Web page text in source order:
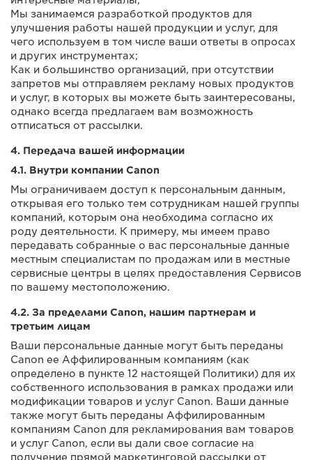
Мы занимаемся разработкой продуктов для
улучшения работы нашей продукции и услуг, для
чего используем в том числе ваши ответы в опросах
и других инструментах;
Как и большинство организаций, при отсутствии
запретов мы отправляем рекламу новых продуктов
и услуг, в которых вы можете быть заинтересованы,
однако всегда предлагаем вам возможность
отписаться от рассылки.
4. Передача вашей информации
4.1. Внутри компании Canon
Мы ограничиваем доступ к персональным данным,
открывая его только тем сотрудникам нашей группы
компаний, которым она необходима согласно их
роду деятельности. К примеру, мы имеем право
передавать собранные о вас персональные данные
местным специалистам по продажам или в местные
сервисные центры в целях предоставления Сервисов
по вашему местоположению.
4.2. За пределами Canon, нашим партнерам и
третьим лицам
Ваши персональные данные могут быть переданы
Canon ее Аффилированным компаниям (как
определено в пункте 12 настоящей Политики) для их
собственного использования в рамках продажи или
модификации товаров и услуг Canon. Ваши данные
также могут быть переданы Аффилированным
компаниям Canon для рекламирования вам товаров
и услуг Canon, если вы дали свое согласие на
получение прямой маркетинговой рассылки от